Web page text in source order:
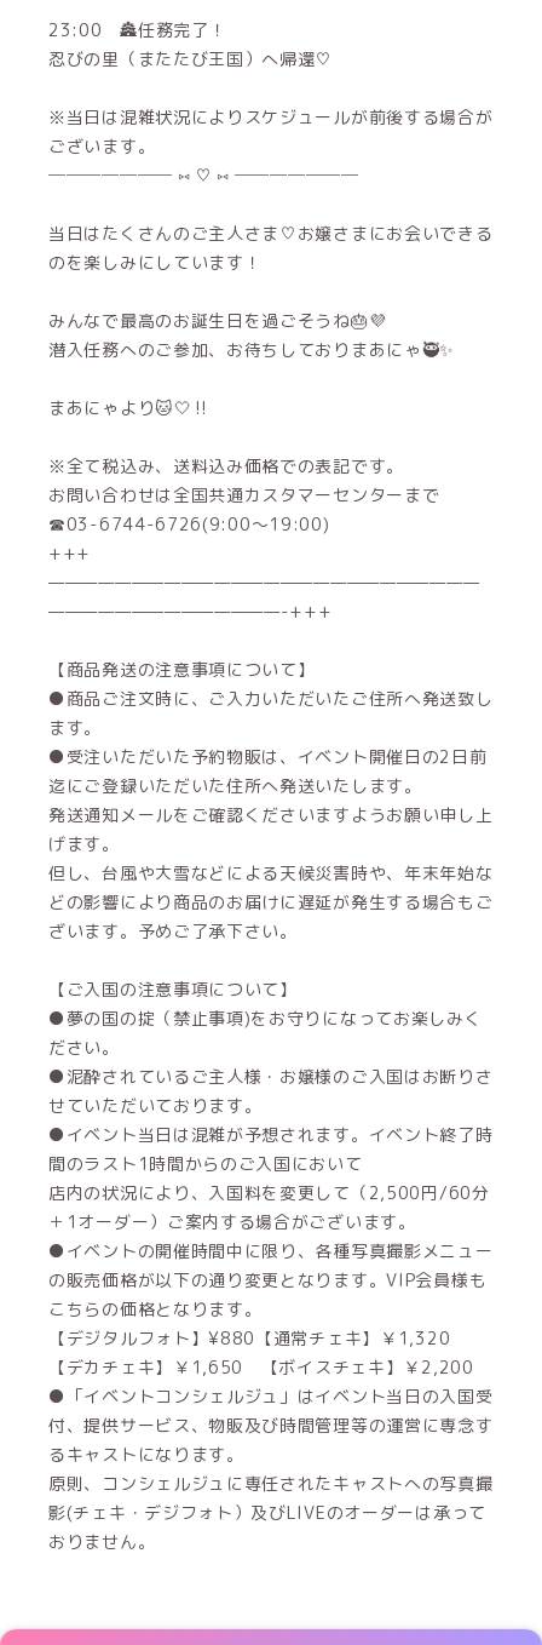
23:00 🏯任務完了！
忍びの里（またたび王国）へ帰還♡
※当日は混雑状況によりスケジュールが前後する場合が
ございます。
─────── ⑅ ♡ ⑅ ───────
当日はたくさんのご主人さま♡お嬢さまにお会いできる
のを楽しみにしています！
みんなで最高のお誕生日を過ごそうね🎂💜
潜入任務へのご参加、お待ちしておりまあにゃ🥷✨
まあにゃより🐱🤍‼️
※全て税込み、送料込み価格での表記です。
お問い合わせは全国共通カスタマーセンターまで
☎03-6744-6726(9:00～19:00)
+++
——————————————————————————
——————————————-+++
【商品発送の注意事項について】
●商品ご注文時に、ご入力いただいたご住所へ発送致し
ます。
●受注いただいた予約物販は、イベント開催日の2日前
迄にご登録いただいた住所へ発送いたします。
発送通知メールをご確認くださいますようお願い申し上
げます。
但し、台風や大雪などによる天候災害時や、年末年始な
どの影響により商品のお届けに遅延が発生する場合もご
ざいます。予めご了承下さい。
【ご入国の注意事項について】
●夢の国の掟（禁止事項)をお守りになってお楽しみく
ださい。
●泥酔されているご主人様・お嬢様のご入国はお断りさ
せていただいております。
●イベント当日は混雑が予想されます。イベント終了時
間のラスト1時間からのご入国において
店内の状況により、入国料を変更して（2,500円/60分
＋1オーダー）ご案内する場合がございます。
●イベントの開催時間中に限り、各種写真撮影メニュー
の販売価格が以下の通り変更となります。VIP会員様も
こちらの価格となります。
【デジタルフォト】¥880【通常チェキ】￥1,320
【デカチェキ】￥1,650 【ボイスチェキ】￥2,200
●「イベントコンシェルジュ」はイベント当日の入国受
付、提供サービス、物販及び時間管理等の運営に専念す
るキャストになります。
原則、コンシェルジュに専任されたキャストへの写真撮
影(チェキ・デジフォト）及びLIVEのオーダーは承って
おりません。